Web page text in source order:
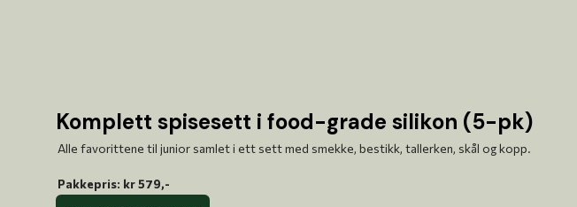
Komplett spisesett i food-grade silikon (5-pk)
Alle favorittene til junior samlet i ett sett med smekke, bestikk, tallerken, skål og kopp.
Pakkepris: kr 579,-